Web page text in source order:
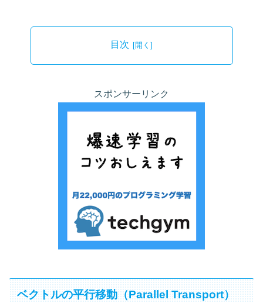
目次
スポンサーリンク
ベクトルの平行移動（Parallel Transport）